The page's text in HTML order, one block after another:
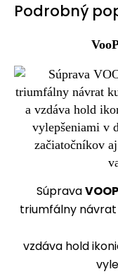
Podrobný
Súprava
triumfálny návrat
vzdáva hold